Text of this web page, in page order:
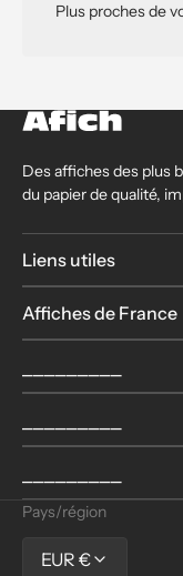
Plus proches de
Des affiches des plus
du papier de qualité,
Liens utiles
Affiches de France
Pays/région
EUR €